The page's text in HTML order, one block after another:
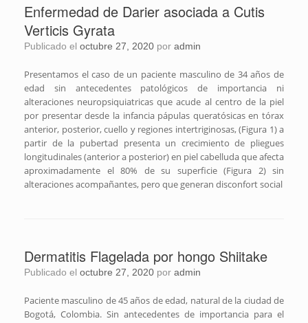
Enfermedad de Darier asociada a Cutis
Verticis Gyrata
Publicado el octubre 27, 2020 por admin
Presentamos el caso de un paciente masculino de 34 años de
edad sin antecedentes patológicos de importancia ni
alteraciones neuropsiquiatricas que acude al centro de la piel
por presentar desde la infancia pápulas queratósicas en tórax
anterior, posterior, cuello y regiones intertriginosas, (Figura 1) a
partir de la pubertad presenta un crecimiento de pliegues
longitudinales (anterior a posterior) en piel cabelluda que afecta
aproximadamente el 80% de su superficie (Figura 2) sin
alteraciones acompañantes, pero que generan disconfort social
Dermatitis Flagelada por hongo Shiitake
Publicado el octubre 27, 2020 por admin
Paciente masculino de 45 años de edad, natural de la ciudad de
Bogotá, Colombia. Sin antecedentes de importancia para el